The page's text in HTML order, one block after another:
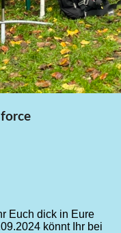
Euch dick in Eure
könnt Ihr bei